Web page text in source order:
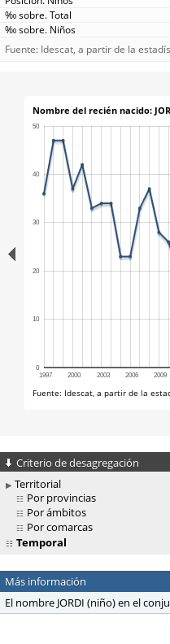
Fuente: Idescat, a partir de la
Criterio de desagregación
Territorial
Por provincias
Por ámbitos
Por comarcas
Temporal
Más información
El nombre JORDI (niño) en el